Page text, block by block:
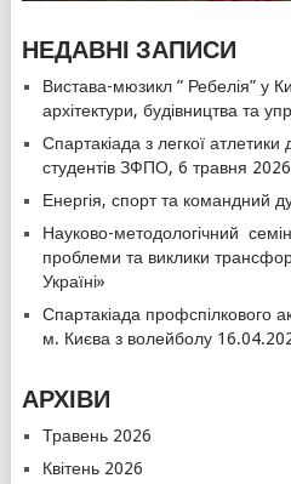
НЕДАВНІ ЗАПИСИ
Вистава-мюзикл ” Ребелія” у
архітектури, будівництва та
Спартакіада з легкої
студентів ЗФПО, 6 травня 2026
Енергія, спорт та командний
Науково-методологічний
проблеми та виклики
Україні»
Спартакіада профспілкового
м. Києва з волейболу
АРХІВИ
Травень 2026
Квітень 2026